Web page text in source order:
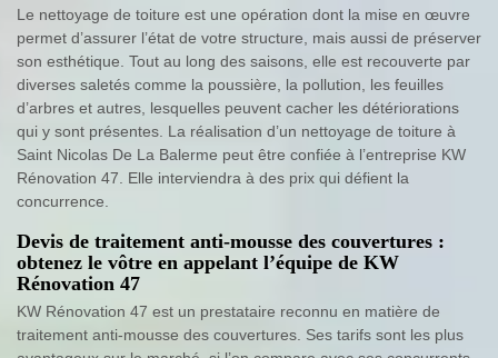
Le nettoyage de toiture est une opération dont la mise en œuvre
permet d’assurer l’état de votre structure, mais aussi de préserver
son esthétique. Tout au long des saisons, elle est recouverte par
diverses saletés comme la poussière, la pollution, les feuilles
d’arbres et autres, lesquelles peuvent cacher les détériorations
qui y sont présentes. La réalisation d’un nettoyage de toiture à
Saint Nicolas De La Balerme peut être confiée à l’entreprise KW
Rénovation 47. Elle interviendra à des prix qui défient la
concurrence.
Devis de traitement anti-mousse des couvertures :
obtenez le vôtre en appelant l’équipe de KW
Rénovation 47
KW Rénovation 47 est un prestataire reconnu en matière de
traitement anti-mousse des couvertures. Ses tarifs sont les plus